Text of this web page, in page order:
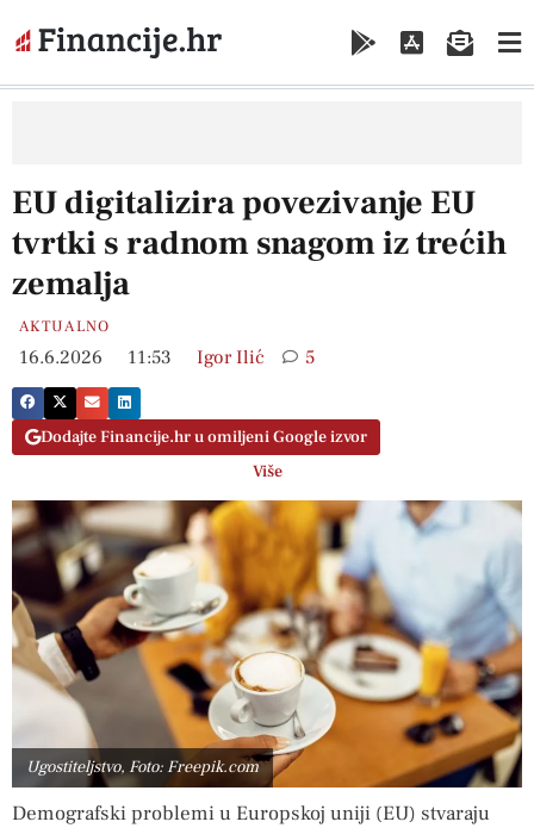
EU digitalizira povezivanje EU
tvrtki s radnom snagom iz trećih
zemalja
AKTUALNO
16.6.2026 11:53 Igor Ilić 5
Dodajte Financije.hr u omiljeni Google izvor
Više
Ugostiteljstvo, Foto: Freepik.com
Demografski problemi u Europskoj uniji (EU) stvaraju